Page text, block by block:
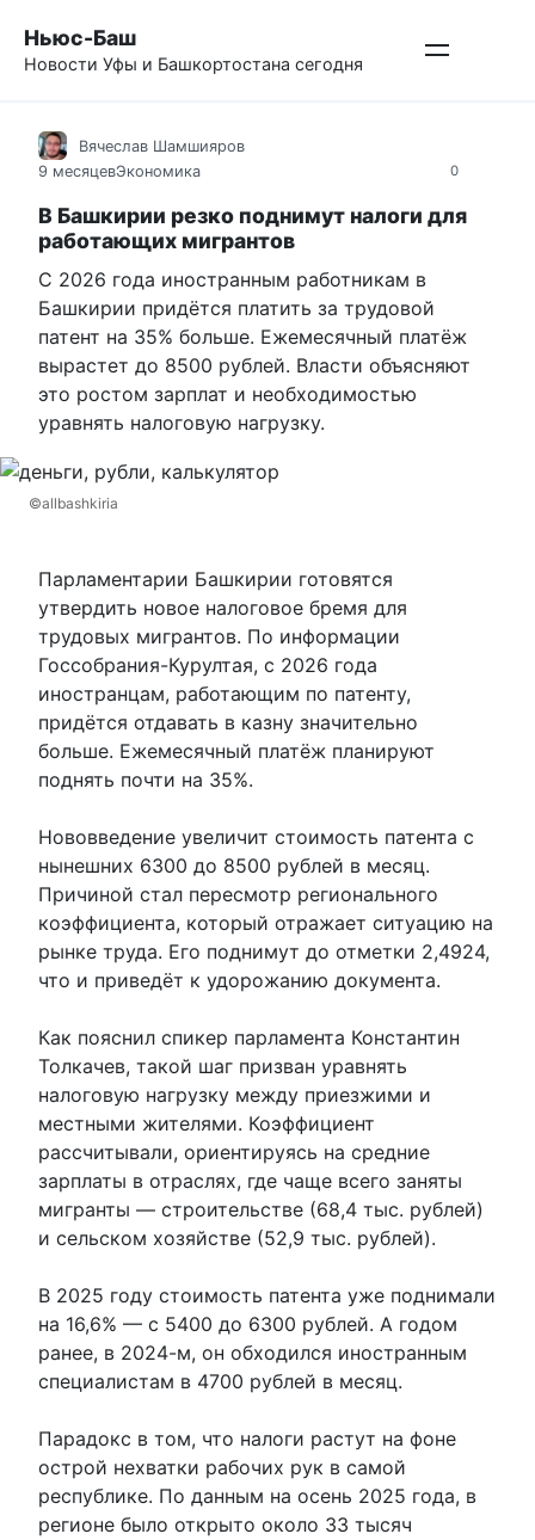
контенту
Ньюс-Баш
Новости Уфы и Башкортостана сегодня
0
Вячеслав Шамшияров
9 месяцевЭкономика
В Башкирии резко поднимут налоги для
работающих мигрантов
С 2026 года иностранным работникам в
Башкирии придётся платить за трудовой
патент на 35% больше. Ежемесячный платёж
вырастет до 8500 рублей. Власти объясняют
это ростом зарплат и необходимостью
уравнять налоговую нагрузку.
©allbashkiria
Парламентарии Башкирии готовятся
утвердить новое налоговое бремя для
трудовых мигрантов. По информации
Госсобрания-Курултая, с 2026 года
иностранцам, работающим по патенту,
придётся отдавать в казну значительно
больше. Ежемесячный платёж планируют
поднять почти на 35%.
Нововведение увеличит стоимость патента с
нынешних 6300 до 8500 рублей в месяц.
Причиной стал пересмотр регионального
коэффициента, который отражает ситуацию на
рынке труда. Его поднимут до отметки 2,4924,
что и приведёт к удорожанию документа.
Как пояснил спикер парламента Константин
Толкачев, такой шаг призван уравнять
налоговую нагрузку между приезжими и
местными жителями. Коэффициент
рассчитывали, ориентируясь на средние
зарплаты в отраслях, где чаще всего заняты
мигранты — строительстве (68,4 тыс. рублей)
и сельском хозяйстве (52,9 тыс. рублей).
В 2025 году стоимость патента уже поднимали
на 16,6% — с 5400 до 6300 рублей. А годом
ранее, в 2024-м, он обходился иностранным
специалистам в 4700 рублей в месяц.
Парадокс в том, что налоги растут на фоне
острой нехватки рабочих рук в самой
республике. По данным на осень 2025 года, в
регионе было открыто около 33 тысяч